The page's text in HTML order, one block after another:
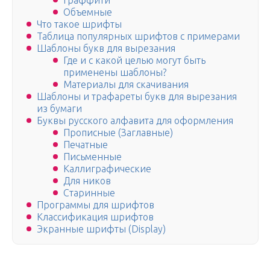
Объемные
Что такое шрифты
Таблица популярных шрифтов с примерами
Шаблоны букв для вырезания
Где и с какой целью могут быть
применены шаблоны?
Материалы для скачивания
Шаблоны и трафареты букв для вырезания
из бумаги
Буквы русского алфавита для оформления
Прописные (Заглавные)
Печатные
Письменные
Каллиграфические
Для ников
Старинные
Программы для шрифтов
Классификация шрифтов
Экранные шрифты (Display)